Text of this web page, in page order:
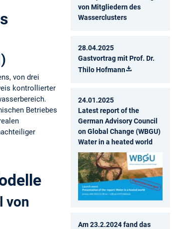
von drei
kontrollierter
Betriebes
von
von Mitgliedern des
Wasserclusters
28.04.2025
Gastvortrag mit Prof. Dr.
Thilo Hofmann
24.01.2025
Latest report of the
German Advisory Council
on Global Change (WBGU)
Water in a heated world
Am 23.2.2024 fand das